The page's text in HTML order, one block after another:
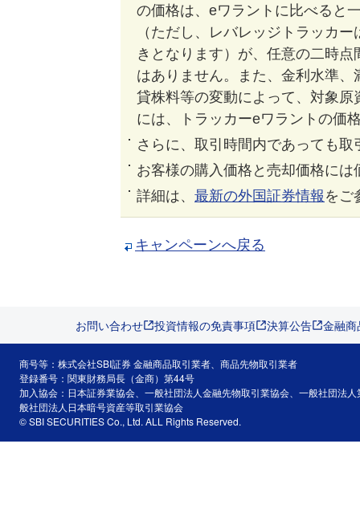
の価格は、eワラントに比べると
（ただし、レバレッジトラッカ
きとなります）が、任意の二時
はありません。また、金利水準
貸株料等の変動によって、対象
には、トラッカーeワラントの価
さらに、取引時間内であっても
お客様の購入価格と売却価格に
詳細は、 最新の外国証券情報をご
キャンペーンへ戻る
お問い合わせ 投資情報の免責事項 決算公告 金融
商号等：株式会社SBI証券 金融商品取引業者、商品先物取引業者
登録番号：関東財務局長（金商）第44号
加入協会：日本証券業協会、一般社団法人金融先物取引業協会、一般社団法
般社団法人日本暗号資産等取引業協会
© SBI SECURITIES Co., Ltd. ALL Rights Reserved.